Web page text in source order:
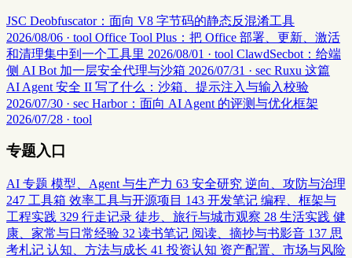
JSC Deobfuscator：面向 V8 字节码的静态反混淆工具
2026/08/06 · tool Office Tool Plus：把 Office 部署、更新、激活
和清理集中到一个工具里 2026/08/01 · tool ClawdSecbot：给端
侧 AI Bot 加一层安全代理与沙箱 2026/07/31 · sec Ruxu 这篇
AI Agent 安全 II 写了什么：沙箱、提示注入与输入校验
2026/07/30 · sec Harbor：面向 AI Agent 的评测与优化框架
2026/07/28 · tool
专题入口
AI 专题 模型、Agent 与生产力 63 安全研究 逆向、攻防与治理
247 工具箱 效率工具与开源项目 143 开发笔记 编程、框架与
工程实践 329 行走记录 徒步、旅行与城市观察 28 生活实践 健
康、家常与日常经验 32 读书笔记 阅读、摘抄与书影音 137 思
考札记 认知、方法与成长 41 投资认知 资产配置、市场与风险